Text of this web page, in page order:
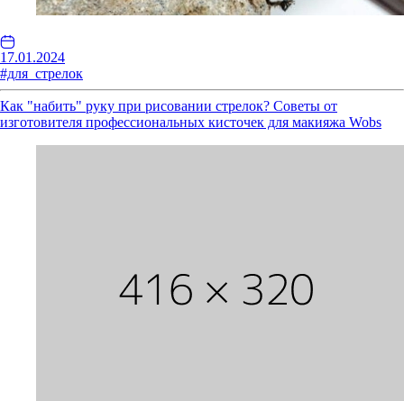
17.01.2024
#для_стрелок
Как "набить" руку при рисовании стрелок? Советы от
изготовителя профессиональных кисточек для макияжа Wobs